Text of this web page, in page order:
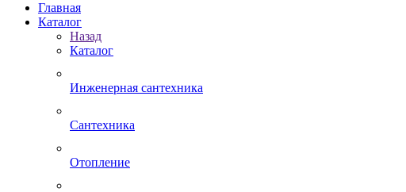
Главная
Каталог
Назад
Каталог
Инженерная сантехника
Сантехника
Отопление